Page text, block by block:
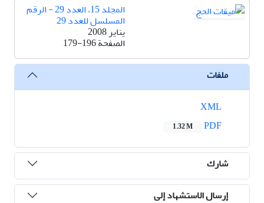
المجلد 15، العدد 29 - الرقم
المسلسل للعدد 29
يناير 2008
الصفحة179-196
ملفات
1.32 M
شارك
إرسال الاستشهاد إلى